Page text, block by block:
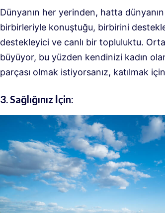
Dünyanın her yerinden, hatta
birbirleriyle konuştuğu, birbirini
destekleyici ve canlı bir topluluktu.
büyüyor, bu yüzden kendinizi kadın
parçası olmak istiyorsanız, katılmak
3. Sağlığınız İçin: